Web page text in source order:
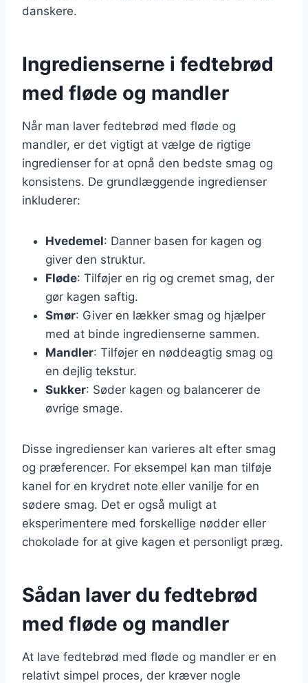
danskere.
Ingredienserne i fedtebrød
med fløde og mandler
Når man laver fedtebrød med fløde og
mandler, er det vigtigt at vælge de rigtige
ingredienser for at opnå den bedste smag og
konsistens. De grundlæggende ingredienser
inkluderer:
Hvedemel: Danner basen for kagen og
giver den struktur.
Fløde: Tilføjer en rig og cremet smag, der
gør kagen saftig.
Smør: Giver en lækker smag og hjælper
med at binde ingredienserne sammen.
Mandler: Tilføjer en nøddeagtig smag og
en dejlig tekstur.
Sukker: Søder kagen og balancerer de
øvrige smage.
Disse ingredienser kan varieres alt efter smag
og præferencer. For eksempel kan man tilføje
kanel for en krydret note eller vanilje for en
sødere smag. Det er også muligt at
eksperimentere med forskellige nødder eller
chokolade for at give kagen et personligt præg.
Sådan laver du fedtebrød
med fløde og mandler
At lave fedtebrød med fløde og mandler er en
relativt simpel proces, der kræver nogle